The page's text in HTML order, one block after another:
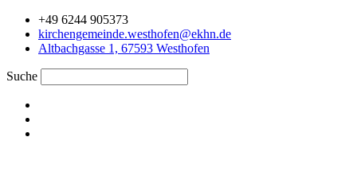
Zum
Inhalt
springen
+49 6244 905373
kirchengemeinde.westhofen@ekhn.de
Altbachgasse 1, 67593 Westhofen
Suche